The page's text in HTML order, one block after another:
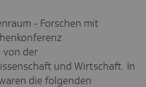
- Forschen mit
von der
und Wirtschaft. In
die folgenden